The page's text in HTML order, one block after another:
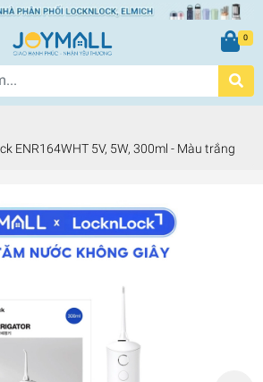
0
ENR164WHT 5V, 5W, 300ml - Màu trắng